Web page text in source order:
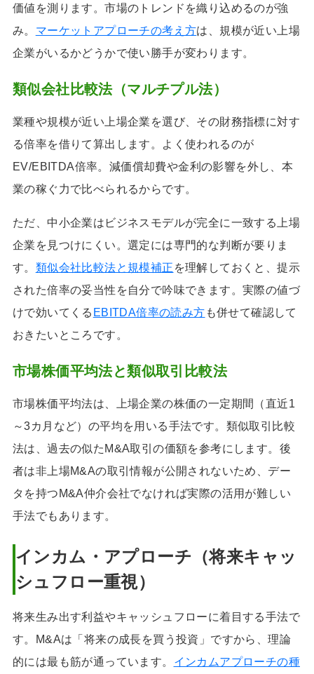
価値を測ります。市場のトレンドを織り込めるのが強
み。 マーケットアプローチの考え方は、規模が近い上場
企業がいるかどうかで使い勝手が変わります。
類似会社比較法（マルチプル法）
業種や規模が近い上場企業を選び、その財務指標に対す
る倍率を借りて算出します。よく使われるのが
EV/EBITDA倍率。減価償却費や金利の影響を外し、本
業の稼ぐ力で比べられるからです。
ただ、中小企業はビジネスモデルが完全に一致する上場
企業を見つけにくい。選定には専門的な判断が要りま
す。 類似会社比較法と規模補正 を理解しておくと、提示
された倍率の妥当性を自分で吟味できます。実際の値づ
けで効いてくる EBITDA倍率の読み方 も併せて確認して
おきたいところです。
市場株価平均法と類似取引比較法
市場株価平均法は、上場企業の株価の一定期間（直近1
～3カ月など）の平均を用いる手法です。類似取引比較
法は、過去の似たM&A取引の価額を参考にします。後
者は非上場M&Aの取引情報が公開されないため、デー
タを持つM&A仲介会社でなければ実際の活用が難しい
手法でもあります。
インカム・アプローチ（将来キャッ
シュフロー重視）
将来生み出す利益やキャッシュフローに着目する手法で
す。M&Aは「将来の成長を買う投資」ですから、理論
的には最も筋が通っています。 インカムアプローチの種